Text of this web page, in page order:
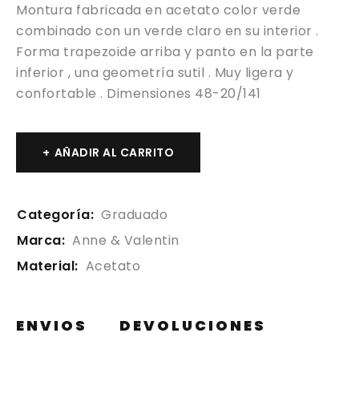
Montura fabricada en acetato color verde
combinado con un verde claro en su interior .
Forma trapezoide arriba y panto en la parte
inferior , una geometría sutil . Muy ligera y
confortable . Dimensiones 48-20/141
AÑADIR AL CARRITO
Categoría: Graduado
Marca: Anne & Valentin
Material: Acetato
ENVIOS DEVOLUCIONES